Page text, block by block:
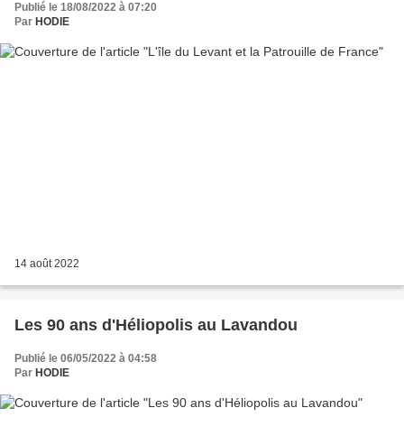
Publié le 18/08/2022 à 07:20
Par HODIE
14 août 2022
Les 90 ans d'Héliopolis au Lavandou
Publié le 06/05/2022 à 04:58
Par HODIE